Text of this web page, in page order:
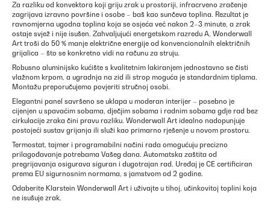
Za razliku od konvektora koji griju zrak u prostoriji, infracrveno zračenje
zagrijava izravno površine i osobe – baš kao sunčeva toplina. Rezultat je
ravnomjerna ugodna toplina koja se osjeća već nakon 2–3 minute, a zrak
ostaje svjež i nije isušen. Zahvaljujući energetskom razredu A, Wonderwall
Art troši do 50 % manje električne energije od konvencionalnih električnih
grijalica – što se konkretno vidi na računu za struju.
Robusno aluminijsko kućište s kvalitetnim lakiranjem jednostavno se čisti
vlažnom krpom, a ugradnja na zid ili strop moguća je standardnim tiplama.
Montažu preporučujemo povjeriti stručnoj osobi.
Elegantni panel savršeno se uklapa u moderan interijer – posebno je
cijenjen u spavaćim sobama, dječjim sobama i radnim sobama gdje rad bez
cirkulacije zraka čini pravu razliku. Wonderwall Art idealno nadopunjuje
postojeći sustav grijanja ili služi kao primarno rješenje u novom prostoru.
Termostat, tajmer i programabilni načini rada omogućuju precizno
prilagođavanje potrebama Vašeg dana. Automatska zaštita od
pregrijavanja osigurava siguran i dugotrajan rad. Uređaj je CE certificiran
prema EU sigurnosnim normama, s jamstvom od 2 godine.
Odaberite Klarstein Wonderwall Art i uživajte u tihoj, učinkovitoj toplini koja
ne isušuje zrak.